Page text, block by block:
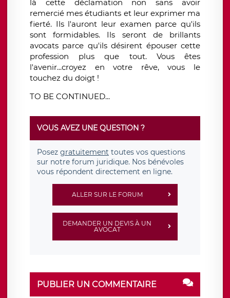
là cette déclamation non sans avoir
remercié mes étudiants et leur exprimer ma
fierté. Ils l'auront leur examen parce qu'ils
sont formidables. Ils seront de brillants
avocats parce qu'ils désirent épouser cette
profession plus que tout. Vous êtes
l'avenir...croyez en votre rêve, vous le
touchez du doigt !
TO BE CONTINUED...
VOUS AVEZ UNE QUESTION ?
Posez gratuitement toutes vos questions
sur notre forum juridique. Nos bénévoles
vous répondent directement en ligne.
ALLER SUR LE FORUM
DEMANDER UN DEVIS À UN
AVOCAT
PUBLIER UN COMMENTAIRE